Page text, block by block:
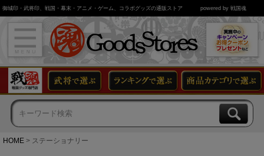
御城印・武将印、戦国・幕末・アニメ・ゲーム、コラボグッズの通販ストア powered by 戦国魂
HOME ステーショナリー